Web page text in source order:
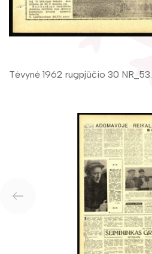
Tėvynė 1962 rugpjūčio 30 NR_53.